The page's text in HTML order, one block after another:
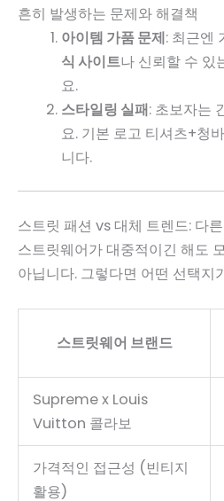
흔히 발생하는 문제와 해결책
아이템 가품 문제: 최근엔
식 사이트나 신뢰할 수 있
요.
스타일링 실패: 초보자는
요. 기본 로고 티셔츠+청
니다.
스트릿 패션 vs 대체 트렌드: 다
스트릿웨어가 대중적이긴 해도
아닙니다. 그렇다면 어떤 선택지
스트릿웨어 브랜드
Supreme x Louis
Vuitton 콜라보
가격적인 접근성 (빈티지
활용)